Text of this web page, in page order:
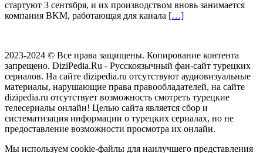
стартуют 3 сентября, и их производством вновь занимается
компания BKM, работающая для канала […]
2023-2024 © Все права защищены. Копирование контента
запрещено. DiziPedia.Ru - Русскоязычный фан-сайт турецких
сериалов. На сайте dizipedia.ru отсутствуют аудиовизуальные
материалы, нарушающие права правообладателей, на сайте
dizipedia.ru отсутствует возможность смотреть турецкие
телесериалы онлайн! Целью сайта является сбор и
систематизация информации о турецких сериалах, но не
предоставление возможности просмотра их онлайн.
Мы используем cookie-файлы для наилучшего представления